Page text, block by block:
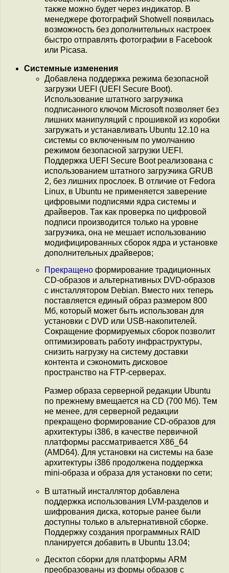
также можно будет через индикатор. В
менеджере фотографий Shotwell появилась
возможность без дополнительных настроек
быстро отправлять фотографии в Facebook
или Picasa.
Системные изменения
Добавлена поддержка режима безопасной
загрузки UEFI (UEFI Secure Boot).
Использование штатного загрузчика
подписанного ключом Microsoft позволяет без
лишних манипуляций с прошивкой из коробки
загружать и устанавливать Ubuntu 12.10 на
системы со включенным по умолчанию
режимом безопасной загрузки UEFI.
Поддержка UEFI Secure Boot реализована с
использованием штатного загрузчика GRUB
2, без лишних прослоек. В отличие от Fedora
Linux, в Ubuntu не применяется заверение
цифровыми подписями ядра системы и
драйверов. Так как проверка по цифровой
подписи производится только на уровне
загрузчика, она не мешает использованию
модифицированных сборок ядра и установке
дополнительных драйверов;
Прекращено формирование традиционных
CD-образов и альтернативных DVD-образов
с инсталлятором Debian. Вместо них теперь
поставляется единый образ размером 800
Мб, который может быть использован для
установки с DVD или USB-накопителей.
Сокращение формируемых сборок позволит
оптимизировать работу инфраструктуры,
снизить нагрузку на систему доставки
контента и сэкономить дисковое
пространство на FTP-серверах.
Размер образа серверной редакции Ubuntu
по прежнему вмещается на CD (700 Мб). Тем
не менее, для серверной редакции
прекращено формирование CD-образов для
архитектуры i386, в качестве первичной
платформы рассматривается X86_64
(AMD64). Для установки на системы на базе
архитектуры i386 продолжена поддержка
mini-образа и образа для установки по сети;
В штатный инсталлятор добавлена
поддержка использования LVM-разделов и
шифрования диска, которые ранее были
доступны только в альтернативной сборке.
Поддержку создания программных RAID
планируется добавить в Ubuntu 13.04;
Десктоп сборки для платформы ARM
преобразованы из формы образов с